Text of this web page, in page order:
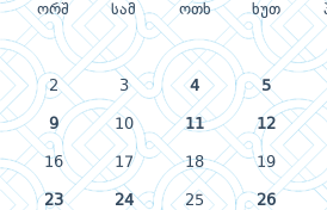
ორშ სამ ოთხ ხუთ
2 3 4 5
9 10 11 12
16 17 18 19
23 24 25 26